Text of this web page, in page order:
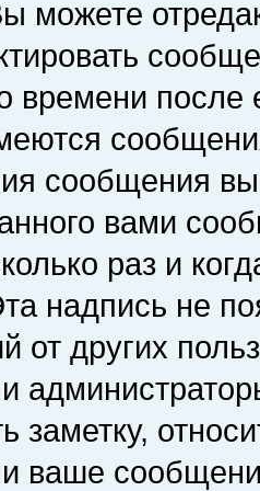
можете
времени
сообщения
вами
раз и
надпись не
от других
заметку,
ваше